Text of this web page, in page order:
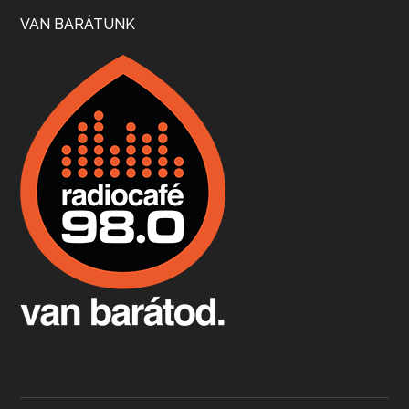
Boston, teadélután, bab és homár
Apr 9, 2026 • 00:37:17
Fermentáljunk, a testünk meghálálja!
Apr 3, 2026 • 00:36:07
VAN BARÁTUNK